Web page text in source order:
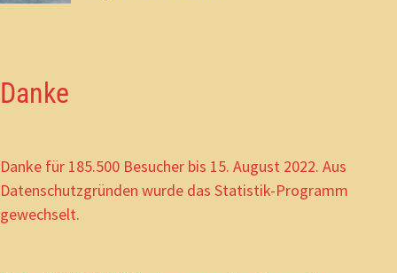
Danke
Danke für 185.500 Besucher bis 15. August 2022. Aus
Datenschutzgründen wurde das Statistik-Programm
gewechselt.